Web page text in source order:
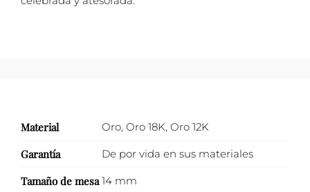
Material Oro, Oro 18K, Oro 12K
Garantía De por vida en sus materiales
Tamaño de mesa 14 mm